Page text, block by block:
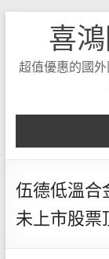
喜
超值優惠的國
伍德低溫合
未上市股票